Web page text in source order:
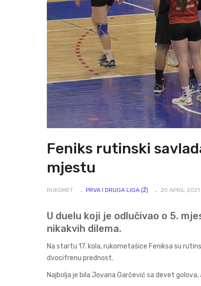
Feniks rutinski
mjestu
RUKOMET PRVA I DRUGA LIGA (Ž) 20 APRIL 2021
U duelu koji je odlučivao o 5.
nikakvih dilema.
Na startu 17. kola, rukometašice Feniksa su
dvocifrenu prednost.
Najbolja je bila Jovana Garčević sa devet